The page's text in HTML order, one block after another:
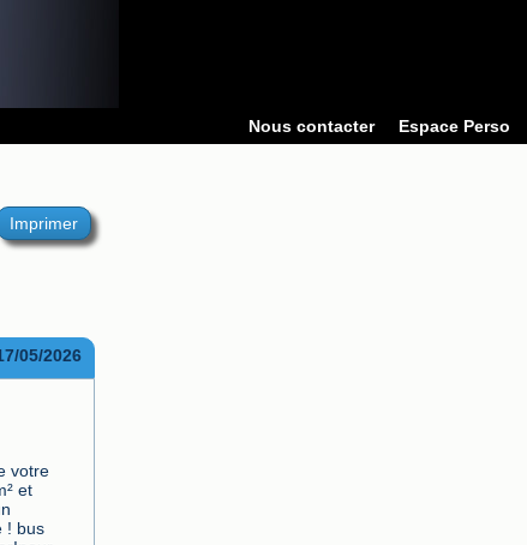
Nous contacter Espace Perso
Imprimer
05/2026
votre
et
! bus